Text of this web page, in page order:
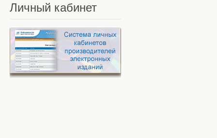
Личный кабинет